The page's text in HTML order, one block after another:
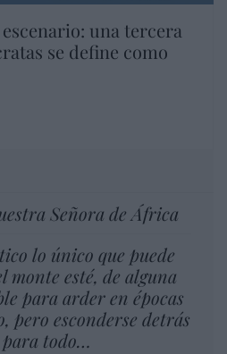
una tercera
se define como
Señora de África
lo único que puede
monte esté, de alguna
para arder en épocas
pero esconderse detrás
para todo…